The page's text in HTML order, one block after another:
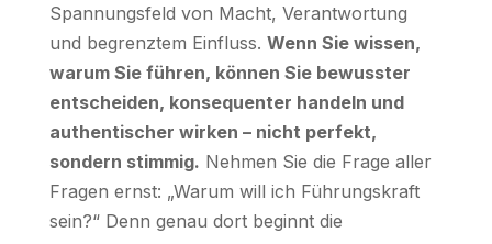
Spannungsfeld von Macht, Verantwortung
und begrenztem Einfluss. Wenn Sie wissen,
warum Sie führen, können Sie bewusster
entscheiden, konsequenter handeln und
authentischer wirken – nicht perfekt,
sondern stimmig. Nehmen Sie die Frage aller
Fragen ernst: „Warum will ich Führungskraft
sein?“ Denn genau dort beginnt die